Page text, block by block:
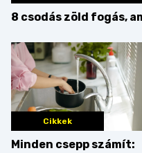
8 csodás zöld fogás,
Cikkek
Minden csepp számít: